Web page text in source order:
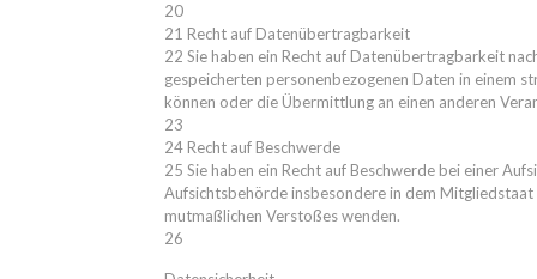
20
21 Recht auf Datenübertragbarkeit
22 Sie haben ein Recht auf Datenübertragbarkeit
gespeicherten personenbezogenen Daten in einem
können oder die Übermittlung an einen anderen
23
24 Recht auf Beschwerde
25 Sie haben ein Recht auf Beschwerde bei einer
Aufsichtsbehörde insbesondere in dem
mutmaßlichen Verstoßes wenden.
26